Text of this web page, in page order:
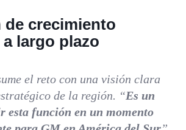
de crecimiento
largo plazo
el reto con una visión clara
de la región. “Es un
esta función en un momento